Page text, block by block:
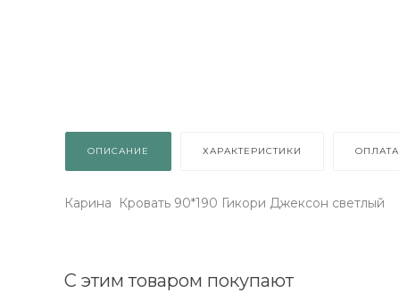
ОПИСАНИЕ ХАРАКТЕРИСТИКИ ОПЛАТА
Карина Кровать 90*190 Гикори Джексон светлый
С этим товаром покупают